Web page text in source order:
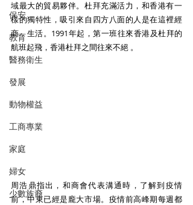
保安
教育
醫務衛生
發展
動物權益
工商專業
家庭
婦女
少數族裔
域最大的貿易夥伴。杜拜充滿活力，和香港有一
樣的獨特性，吸引來自四方八面的人是在這裡經
商，生活。1991年起，第一班往來香港及杜拜的
航班起飛，香港杜拜之間往來不絕 。
周浩鼎指出，和商會代表溝通時，了解到疫情
前，中東已經是龐大市場。疫情前高峰期每週都